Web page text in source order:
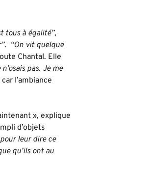
tous à égalité”,
. “On vit quelque
Chantal. Elle
pas. Je me
l’ambiance
», explique
d’objets
leur dire ce
qu’ils ont au